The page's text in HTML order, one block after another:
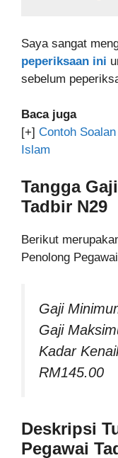
Saya sangat
peperiksaan ini
sebelum
Baca juga
[+] Contoh
Islam
Tangga
Tadbir N29
Berikut
Penolong
Gaji
Gaji
Kadar
RM145.00
Deskripsi
Pegawai